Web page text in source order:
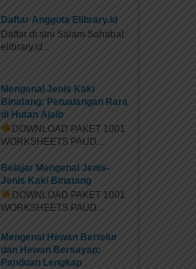
Daftar Anggota Elibrary.id
Daftar di sini Salam Sahabat
elibrary.id...
Mengenal Jenis Kaki
Binatang: Petualangan Rara
di Hutan Ajaib
DOWNLOAD PAKET 1001
WORKSHEETS PAUD...
Belajar Mengenal Jenis-
Jenis Kaki Binatang
DOWNLOAD PAKET 1001
WORKSHEETS PAUD...
Mengenal Hewan Bertelur
dan Hewan Bersayap:
Panduan Lengkap